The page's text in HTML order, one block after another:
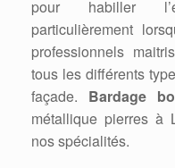
pour habiller
particulièrement
professionnels
tous les différents
façade. Bardage
métallique pierres à
nos spécialités.